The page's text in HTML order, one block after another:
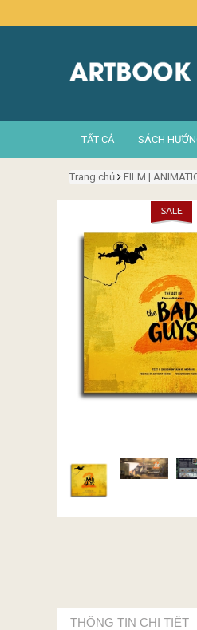
TẤT CẢ SÁCH
Trang chủ FILM |
THÔNG TIN CHI TIẾT